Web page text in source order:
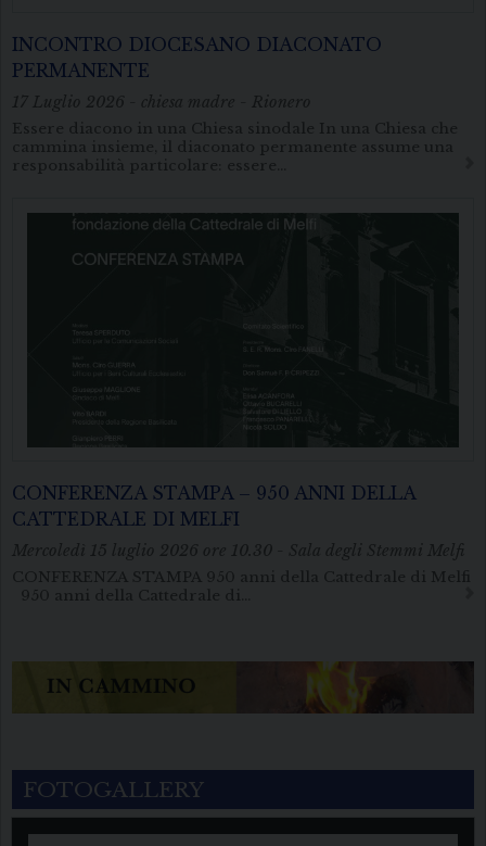
INCONTRO DIOCESANO DIACONATO
PERMANENTE
17 Luglio 2026 - chiesa madre - Rionero
Essere diacono in una Chiesa sinodale In una Chiesa che
cammina insieme, il diaconato permanente assume una
responsabilità particolare: essere…
CONFERENZA STAMPA – 950 ANNI DELLA
CATTEDRALE DI MELFI
Mercoledì 15 luglio 2026 ore 10.30 - Sala degli Stemmi Melfi
CONFERENZA STAMPA 950 anni della Cattedrale di Melfi
950 anni della Cattedrale di…
FOTOGALLERY